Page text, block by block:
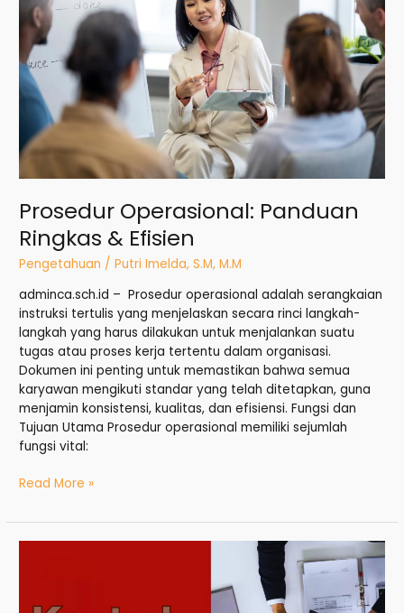
Prosedur Operasional: Panduan
Ringkas & Efisien
Pengetahuan /Putri Imelda, S.M, M.M
adminca.sch.id – Prosedur operasional adalah serangkaian
instruksi tertulis yang menjelaskan secara rinci langkah-
langkah yang harus dilakukan untuk menjalankan suatu
tugas atau proses kerja tertentu dalam organisasi.
Dokumen ini penting untuk memastikan bahwa semua
karyawan mengikuti standar yang telah ditetapkan, guna
menjamin konsistensi, kualitas, dan efisiensi. Fungsi dan
Tujuan Utama Prosedur operasional memiliki sejumlah
fungsi vital:
Efisien
Read More »
Sukses